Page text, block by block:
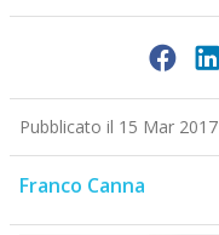
Pubblicato il 15 Mar 2017
Franco Canna